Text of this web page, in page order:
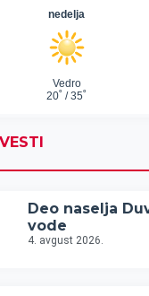
Deo naselja
vode
4. avgust 2026.